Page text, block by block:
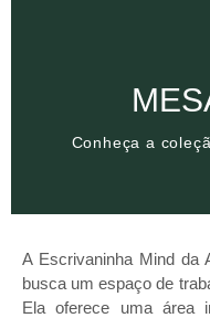
Conheça a
Conheça a
A Escrivaninha Mind da
busca um espaço de
Ela oferece uma área